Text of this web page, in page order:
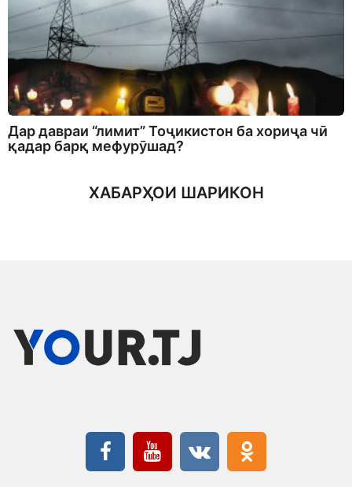
Дар давраи “лимит” Тоҷикистон ба хориҷа чӣ
қадар барқ мефурӯшад?
ХАБАРҲОИ ШАРИКОН